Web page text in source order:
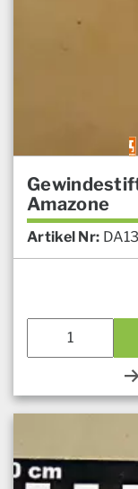
Amazone
Artikel Nr: